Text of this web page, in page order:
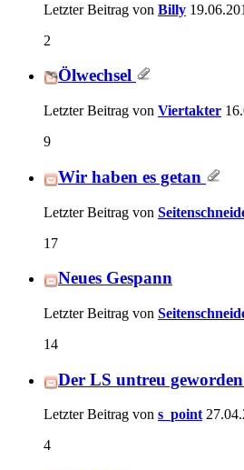
Letzter Beitrag von Billy
2
Ölwechsel
Letzter Beitrag von Viertakter
9
Wir haben es getan
Letzter Beitrag von
17
Neues Gespann
Letzter Beitrag von
14
Der LS untreu geworden
Letzter Beitrag von s_point
4